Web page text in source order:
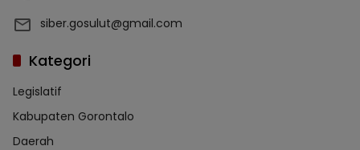
siber.gosulut@gmail.com
Kategori
Legislatif
Kabupaten Gorontalo
Daerah